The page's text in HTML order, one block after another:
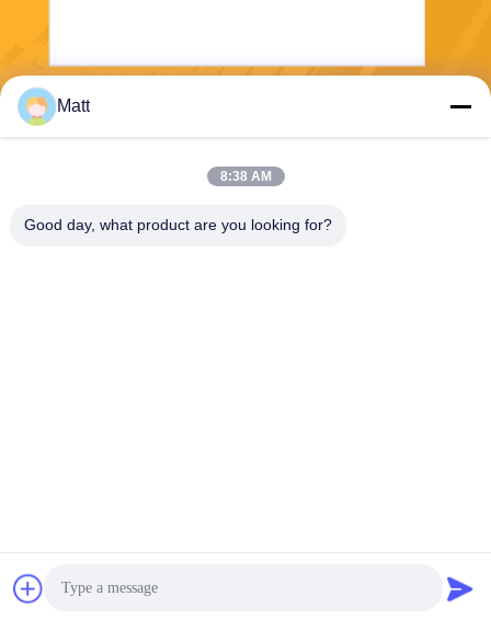
Matt
8:38 AM
Good day, what product are you looking for?